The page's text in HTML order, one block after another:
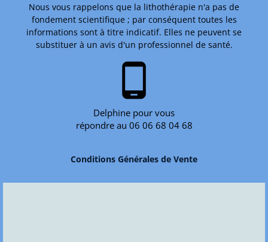
Nous vous rappelons que la lithothérapie n'a pas de
fondement scientifique ; par conséquent toutes les
informations sont à titre indicatif. Elles ne peuvent se
substituer à un avis d'un professionnel de santé.
phone_android
Delphine pour vous
répondre au 06 06 68 04 68
Conditions Générales de Vente